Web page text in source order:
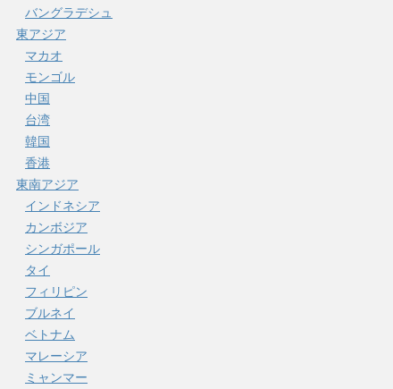
バングラデシュ
東アジア
マカオ
モンゴル
中国
台湾
韓国
香港
東南アジア
インドネシア
カンボジア
シンガポール
タイ
フィリピン
ブルネイ
ベトナム
マレーシア
ミャンマー